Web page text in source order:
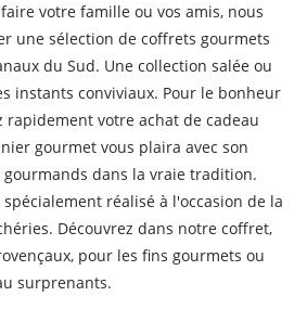
votre famille ou vos amis, nous
une sélection de coffrets gourmets
du Sud. Une collection salée ou
instants conviviaux. Pour le bonheur
rapidement votre achat de cadeau
gourmet vous plaira avec son
dans la vraie tradition.
réalisé à l'occasion de la
Découvrez dans notre coffret,
pour les fins gourmets ou
surprenants.